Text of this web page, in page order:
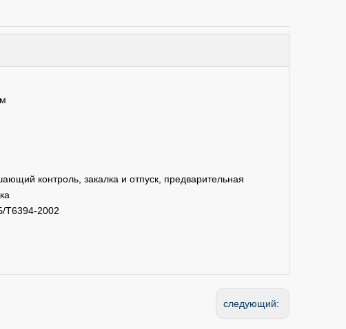
контроль, закалка и отпуск, предварительная
2002
следующий: